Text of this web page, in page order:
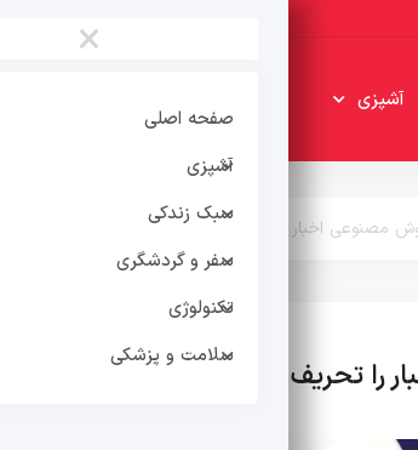
آشپزی
×
صفحه اصلی
آشپزی
سبک زندکی
سفر و گردشگری
تکنولوژی
سلامت و پزشکی
اخبار را تحریف می‌کنند
تحریف می‌کنند